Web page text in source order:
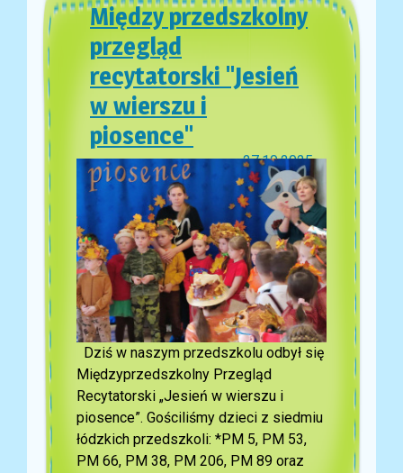
Między przedszkolny
przegląd
recytatorski "Jesień
w wierszu i
piosence"
27.10.2025
Dziś w naszym przedszkolu odbył się
Międzyprzedszkolny Przegląd
Recytatorski „Jesień w wierszu i
piosence”. Gościliśmy dzieci z siedmiu
łódzkich przedszkoli: *PM 5, PM 53,
PM 66, PM 38, PM 206, PM 89 oraz